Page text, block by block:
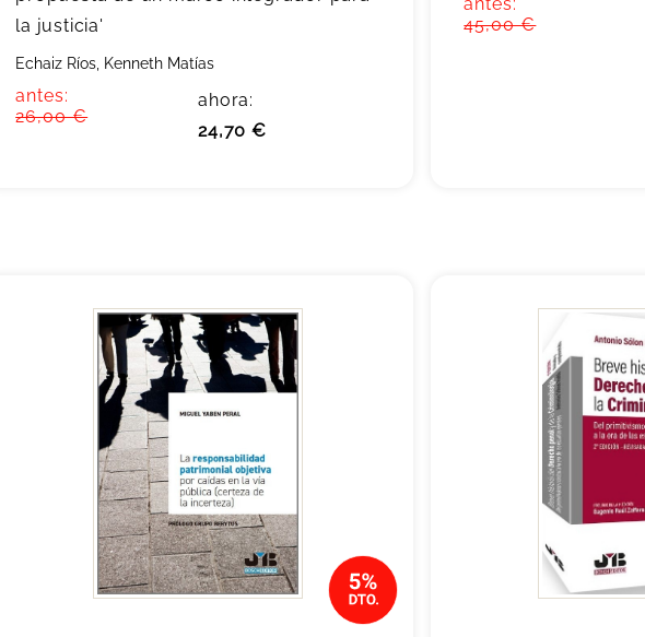
la justicia'
Echaiz Ríos, Kenneth Matías
antes:
26,00 €
ahora:
24,70 €
45,00 €